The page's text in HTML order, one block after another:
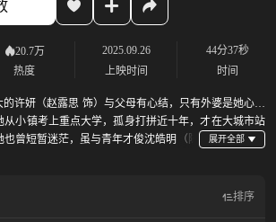
20.7万
热度
2025.09.26
上映时间
44分37秒
时间
许妍（赵露思 饰）与父母有心结，只有外婆是她心里
从小镇考上重点大学，孤身打拼近十年，才在大城市站
曾短暂迷茫，虽与青年才俊沈皓明（陈
向，领悟了亲情与爱情的真谛。 该剧改编自张悦然的小
排序